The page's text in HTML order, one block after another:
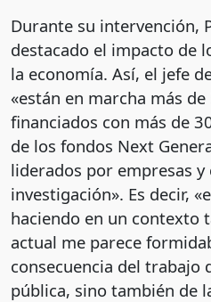
Durante su intervención,
destacado el impacto de
la economía. Así, el jefe
«están en marcha más
financiados con más de
de los fondos Next
liderados por empresas y
investigación». Es decir,
haciendo en un contexto
actual me parece
consecuencia del trabajo
pública, sino también de